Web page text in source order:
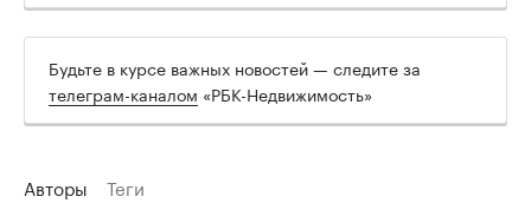
Будьте в курсе важных новостей — следите за
телеграм-каналом «РБК-Недвижимость»
Авторы Теги